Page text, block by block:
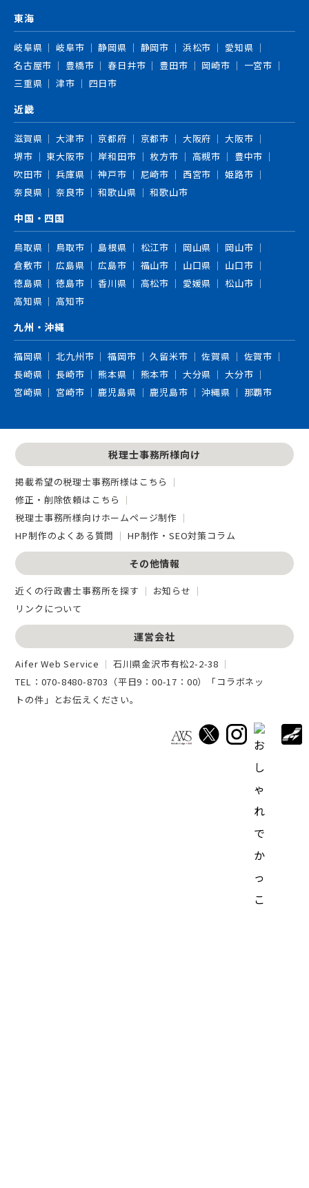
東海
岐阜県 岐阜市 静岡県 静岡市 浜松市
愛知県
名古屋市
豊橋市 春日井市 豊田市 岡崎市
一宮市
三重県
津市 四日市
近畿
滋賀県 大津市 京都府 京都市 大阪府
大阪市
堺市
東大阪市 岸和田市 枚方市 高槻市
豊中市
吹田市
兵庫県 神戸市 尼崎市 西宮市
姫路市
奈良県
奈良市 和歌山県 和歌山市
中国・四国
鳥取県 鳥取市 島根県 松江市 岡山県
岡山市
倉敷市
広島県 広島市 福山市 山口県
山口市
徳島県
徳島市 香川県 高松市 愛媛県
松山市
高知県
高知市
九州・沖縄
福岡県 北九州市 福岡市 久留米市 佐賀県
佐賀市
長崎県
長崎市 熊本県 熊本市 大分県
大分市
宮崎県
宮崎市 鹿児島県 鹿児島市 沖縄県 那覇市
税理士事務所様向け
掲載希望の税理士事務所様はこちら
修正・削除依頼はこちら
税理士事務所様向けホームページ制作
HP制作のよくある質問
HP制作・SEO対策コラム
その他情報
近くの行政書士事務所を探す
お知らせ
リンクについて
運営会社
Aifer Web Service
石川県金沢市有松2-2-38
TEL： 070-8480-8703 （平日9：00-17：00）「コラボネッ
トの件」とお伝えください。